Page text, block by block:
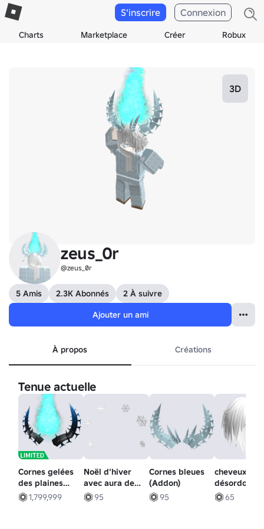
Charts Marketplace Créer Robux
S'inscrire Connexion
3D
zeus_0r
@zeus_0r
5 Amis 2.3K Abonnés
2 À suivre
Ajouter un ami
À propos Créations
Tenue actuelle
Cornes gelées
des plaines
glacées
1,799,999
Noël d'hiver
avec aura de
floc de neige
blanc pastel
95
Cornes bleues
(Addon)
95
cheveux
de scène
blanche
65